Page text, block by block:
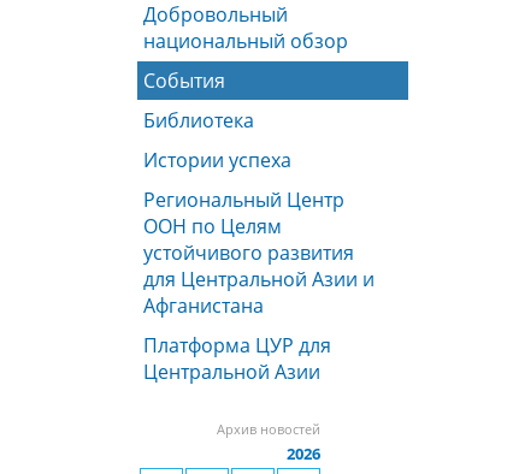
Добровольный
национальный обзор
События
Библиотека
Истории успеха
Региональный Центр
ООН по Целям
устойчивого развития
для Центральной Азии и
Афганистана
Платформа ЦУР для
Центральной Азии
Архив новостей
2026